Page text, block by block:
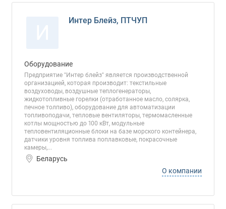
Интер Блейз, ПТЧУП
Оборудование
Предприятие "Интер блейз" является производственной
организацией, которая производит: текстильные
воздуховоды, воздушные теплогенераторы,
жидкотопливные горелки (отработанное масло, солярка,
печное толпиво), оборудование для автоматизации
топливоподачи, тепловые вентиляторы, термомасленные
котлы мощностью до 100 кВт, модульные
тепловентиляционные блоки на базе морского контейнера,
датчики уровня топлива поплавковые, покрасочные
камеры,...
Беларусь
О компании